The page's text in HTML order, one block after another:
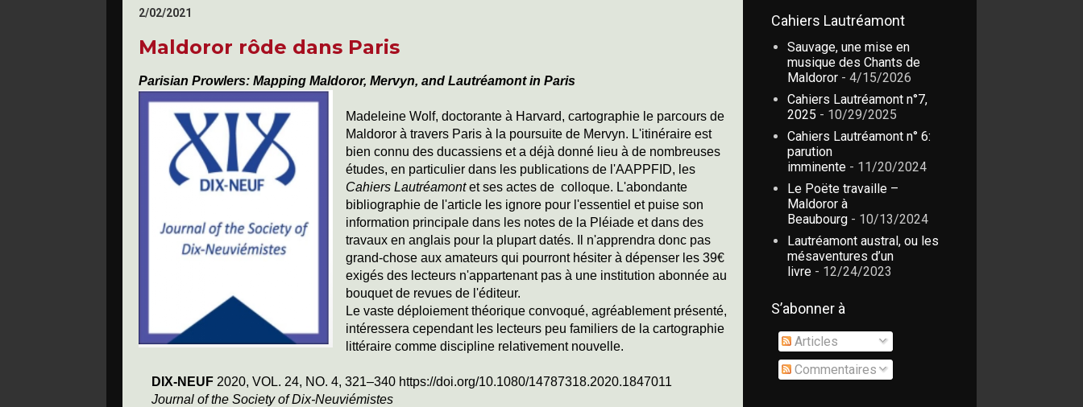
2/02/2021
Maldoror rôde dans Paris
Parisian Prowlers: Mapping Maldoror, Mervyn, and Lautréamont in Paris
Madeleine Wolf, doctorante à Harvard, cartographie le parcours de
Maldoror à travers Paris à la poursuite de Mervyn. L'itinéraire est
bien connu des ducassiens et a déjà donné lieu à de nombreuses
études, en particulier dans les publications de l'AAPPFID, les
Cahiers Lautréamontet ses actes de colloque. L'abondante
bibliographie de l'article les ignore pour l'essentiel et puise son
information principale dans les notes de la Pléiade et dans des
travaux en anglais pour la plupart datés. Il n'apprendra donc pas
grand-chose aux amateurs qui pourront hésiter à dépenser les 39€
exigés des lecteurs n'appartenant pas à une institution abonnée au
bouquet de revues de l'éditeur.
Le vaste déploiement théorique convoqué, agréablement présenté,
intéressera cependant les lecteurs peu familiers de la cartographie
littéraire comme discipline relativement nouvelle.
DIX-NEUF 2020, VOL. 24, NO. 4, 321–340 https://doi.org/10.1080/14787318.2020.1847011
Journal of the Society of Dix-Neuviémistes
Cahiers Lautréamont
Sauvage, une mise en
musique des Chants de
Maldoror - 4/15/2026
Cahiers Lautréamont n°7,
2025 - 10/29/2025
Cahiers Lautréamont n° 6:
parution
imminente - 11/20/2024
Le Poëte travaille –
Maldoror à
Beaubourg - 10/13/2024
Lautréamont austral, ou les
mésaventures d’un
livre - 12/24/2023
S’abonner à
Articles
Commentaires